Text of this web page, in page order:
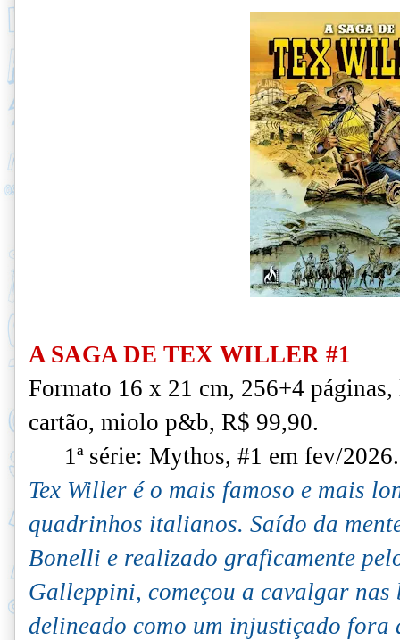
A SAGA DE TEX WILLER #1
Formato 16 x 21 cm, 256+4 páginas,
cartão, miolo p&b, R$ 99,90.
1ª série: Mythos, #1 em fev/2026.
Tex Willer é o mais famoso e mais
quadrinhos italianos. Saído da
Bonelli e realizado graficamente
Galleppini, começou a cavalgar
delineado como um injustiçado fora